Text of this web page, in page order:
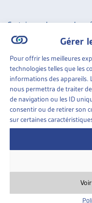
Gérer
Pour offrir les meilleures
technologies telles que les
informations des appareils.
nous permettra de traiter
de navigation ou les ID
consentir ou de retirer son
sur certaines
Certaines de ces
d’intégration de la
critère de révocation
personne sans activité
au regroupement
ressortissant-e-s
de restriction du
potentiellement en
européenne des Droits de
Recours à l’aide sociale: